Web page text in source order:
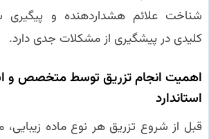
شناخت علائم هشداردهنده و
کلیدی در پیشگیری از مشکلات جدی دارد.
اهمیت انجام تزریق توسط متخصص و
استاندارد
قبل از شروع تزریق هر نوع ماده